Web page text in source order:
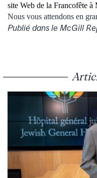
site Web de la Francofête à
Nous vous attendons en
Publié dans le McGill